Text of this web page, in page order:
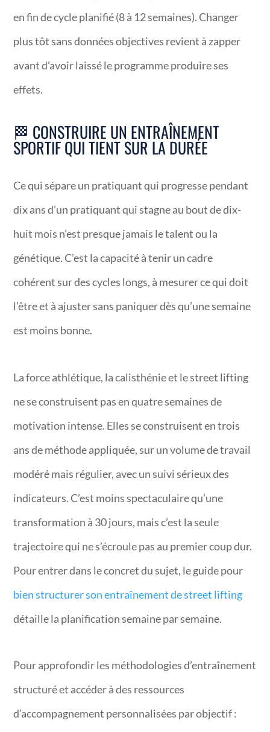
en fin de cycle planifié (8 à 12 semaines). Changer
plus tôt sans données objectives revient à zapper
avant d’avoir laissé le programme produire ses
effets.
🏁 CONSTRUIRE UN ENTRAÎNEMENT
SPORTIF QUI TIENT SUR LA DURÉE
Ce qui sépare un pratiquant qui progresse pendant
dix ans d’un pratiquant qui stagne au bout de dix-
huit mois n’est presque jamais le talent ou la
génétique. C’est la capacité à tenir un cadre
cohérent sur des cycles longs, à mesurer ce qui doit
l’être et à ajuster sans paniquer dès qu’une semaine
est moins bonne.
La force athlétique, la calisthénie et le street lifting
ne se construisent pas en quatre semaines de
motivation intense. Elles se construisent en trois
ans de méthode appliquée, sur un volume de travail
modéré mais régulier, avec un suivi sérieux des
indicateurs. C’est moins spectaculaire qu’une
transformation à 30 jours, mais c’est la seule
trajectoire qui ne s’écroule pas au premier coup dur.
Pour entrer dans le concret du sujet, le guide pour
bien structurer son entraînement de street lifting
détaille la planification semaine par semaine.
Pour approfondir les méthodologies d’entraînement
structuré et accéder à des ressources
d’accompagnement personnalisées par objectif :